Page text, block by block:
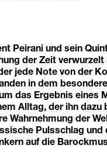
Peirani und sein
der Zeit verwurzelt
jede Note von der
in dem
das Ergebnis eines
Alltag, der ihn dazu
Wahrnehmung der
Pulsschlag und
auf die